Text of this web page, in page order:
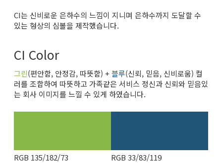
CI는 신비로운 은하수의 느낌이 지니며 은하수까지 도달할 수
있는 형상의 심볼을 제작했습니다.
CI Color
그린(편안함, 안정감, 따뜻함) +블루(신뢰, 믿음, 신비로움) 컬
러를 조합하여 따뜻하고 가족같은 서비스 정신과 신뢰와 믿음있
는 회사 이미지를 느낄 수 있게 하였습니다.
RGB 135/182/73
RGB 33/83/119